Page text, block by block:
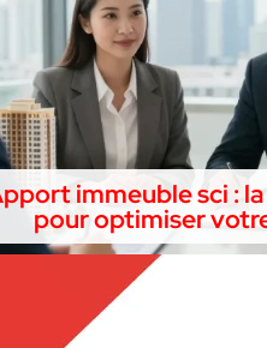
immeuble sci :
pour optimiser